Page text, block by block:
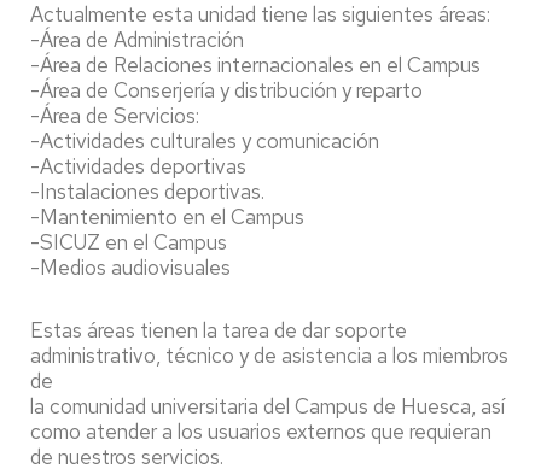
Actualmente esta unidad tiene las siguientes áreas:
-Área de Administración
-Área de Relaciones internacionales en el Campus
-Área de Conserjería y distribución y reparto
-Área de Servicios:
-Actividades culturales y comunicación
-Actividades deportivas
-Instalaciones deportivas.
-Mantenimiento en el Campus
-SICUZ en el Campus
-Medios audiovisuales
Estas áreas tienen la tarea de dar soporte
administrativo, técnico y de asistencia a los miembros
de
la comunidad universitaria del Campus de Huesca, así
como atender a los usuarios externos que requieran
de nuestros servicios.